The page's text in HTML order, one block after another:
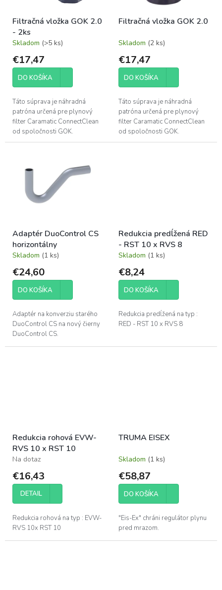
od
u
k
t
o
Filtračná vložka GOK 2.0
- 2ks
Skladom (>5 ks)
€17,47
DO KOŠÍKA
Táto súprava je náhradná
patróna určená pre plynový
filter Caramatic ConnectClean
od spoločnosti GOK.
Zabezpečuje ochranu celého
Filtračná vložka GOK 2.0
Skladom (2 ks)
€17,47
DO KOŠÍKA
Táto súprava je náhradná
patróna určená pre plynový
filter Caramatic ConnectClean
od spoločnosti GOK.
Zabezpečuje ochranu celého
Adaptér DuoControl CS
horizontálny
Skladom (1 ks)
€24,60
DO KOŠÍKA
Adaptér na konverziu starého
DuoControl CS na nový čierny
DuoControl CS.
Redukcia predĺžená RED
- RST 10 x RVS 8
Skladom (1 ks)
€8,24
DO KOŠÍKA
Redukcia predĺžená na typ :
RED - RST 10 x RVS 8
Redukcia rohová EVW-
RVS 10 x RST 10
Na dotaz
€16,43
DETAIL
Redukcia rohová na typ : EVW-
RVS 10x RST 10
TRUMA EISEX
Skladom (1 ks)
€58,87
DO KOŠÍKA
"Eis-Ex" chráni regulátor plynu
pred mrazom.